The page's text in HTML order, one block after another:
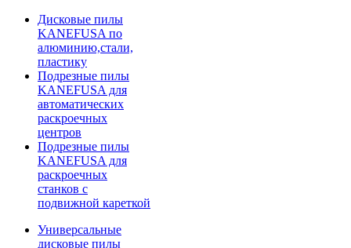
Дисковые пилы
KANEFUSA по
алюминию,стали,
пластику
Подрезные пилы
KANEFUSA для
автоматических
раскроечных
центров
Подрезные пилы
KANEFUSA для
раскроечных
станков с
подвижной кареткой
Универсальные
дисковые пилы